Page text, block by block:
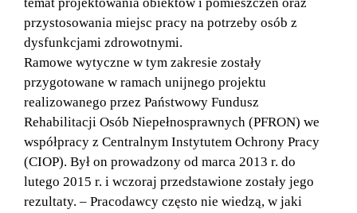
temat projektowania obiektów i pomieszczeń oraz
przystosowania miejsc pracy na potrzeby osób z
dysfunkcjami zdrowotnymi.
Ramowe wytyczne w tym zakresie zostały
przygotowane w ramach unijnego projektu
realizowanego przez Państwowy Fundusz
Rehabilitacji Osób Niepełnosprawnych (PFRON) we
współpracy z Centralnym Instytutem Ochrony Pracy
(CIOP). Był on prowadzony od marca 2013 r. do
lutego 2015 r. i wczoraj przedstawione zostały jego
rezultaty. – Pracodawcy często nie wiedzą, w jaki